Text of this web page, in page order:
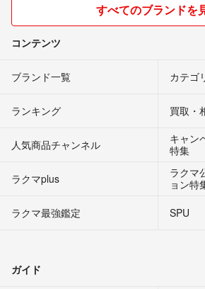
すべてのブランドを
コンテンツ
ブランド一覧 カテゴ
ランキング 買取・
人気商品チャンネル
キャン
特集
ラクマplus
ラクマ
ョン特
ラクマ最強鑑定
SPU
ガイド